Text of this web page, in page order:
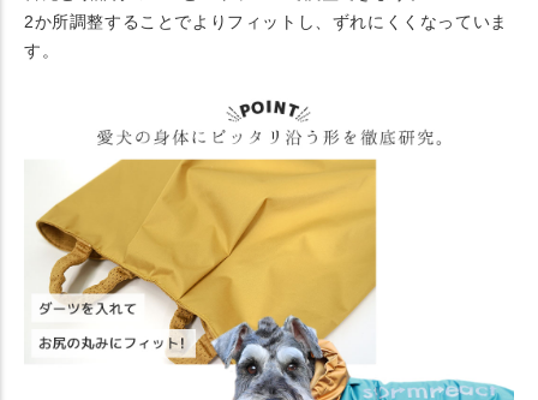
2か所調整することでよりフィットし、ずれにくくなっていま
す。